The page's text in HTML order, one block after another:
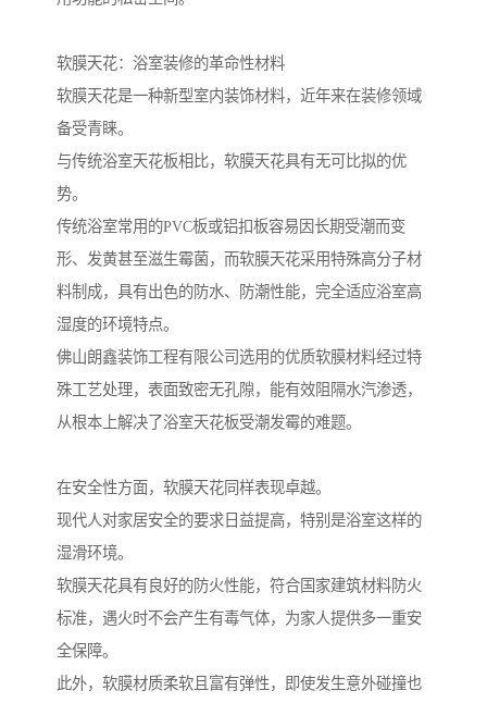
软膜天花：浴室装修的革命性材料
软膜天花是一种新型室内装饰材料，近年来在装修领域
备受青睐。
与传统浴室天花板相比，软膜天花具有无可比拟的优
势。
传统浴室常用的PVC板或铝扣板容易因长期受潮而变
形、发黄甚至滋生霉菌，而软膜天花采用特殊高分子材
料制成，具有出色的防水、防潮性能，完全适应浴室高
湿度的环境特点。
佛山朗鑫装饰工程有限公司选用的优质软膜材料经过特
殊工艺处理，表面致密无孔隙，能有效阻隔水汽渗透，
从根本上解决了浴室天花板受潮发霉的难题。
在安全性方面，软膜天花同样表现卓越。
现代人对家居安全的要求日益提高，特别是浴室这样的
湿滑环境。
软膜天花具有良好的防火性能，符合国家建筑材料防火
标准，遇火时不会产生有毒气体，为家人提供多一重安
全保障。
此外，软膜材质柔软且富有弹性，即使发生意外碰撞也